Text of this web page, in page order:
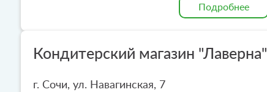
Подробнее
Кондитерский магазин "Лаверна"
г. Сочи, ул. Навагинская, 7